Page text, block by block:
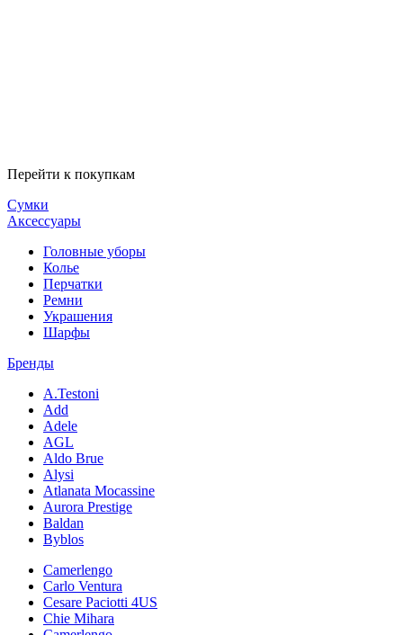
Перейти к покупкам
Сумки
Аксессуары
Головные уборы
Колье
Перчатки
Ремни
Украшения
Шарфы
Бренды
A.Testoni
Add
Adele
AGL
Aldo Brue
Alysi
Atlanata Mocassine
Aurora Prestige
Baldan
Byblos
Camerlengo
Carlo Ventura
Cesare Paciotti 4US
Chie Mihara